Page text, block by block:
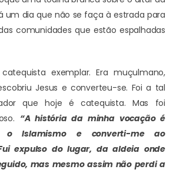
um dia que não se faça à estrada para
comunidades que estão espalhadas
exemplar. Era muçulmano,
Jesus e converteu-se. Foi a tal
que hoje é catequista. Mas foi
“A história da minha vocação é
o Islamismo e converti-me ao
expulso do lugar, da aldeia onde
mas mesmo assim não perdi a